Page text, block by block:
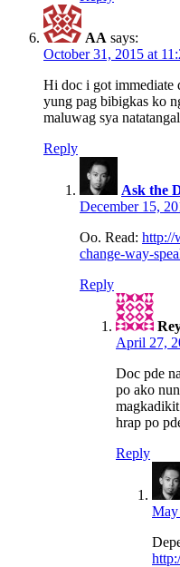
AA says:
October 31, 2015 at
Hi doc i got immediate
yung pag bibigkas ko
maluwag sya
Reply
Ask the
December 15,
Oo. Read: http://
change-way-
Reply
April 27,
Doc pde
po ako
hrap po
Reply
May